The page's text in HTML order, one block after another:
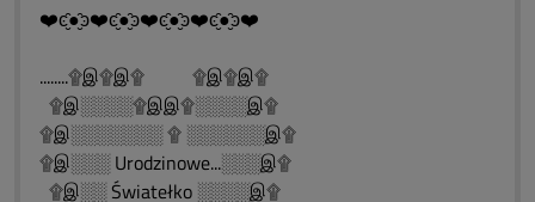
❤️ͼ̮̑●̮̑ͽ❤️ͼ̮̑●̮̑ͽ❤️ͼ̮̑●̮̑ͽ❤️ͼ̮̑●̮̑ͽ❤️
........۩இ۩இ۩ ۩இ۩இ۩
۩இ░░░░۩இஇ۩░░░░இ۩
۩இ░░░░░░░ ۩ ░░░░░░இ۩
۩இ░░░ Urodzinowe...░░░இ۩
۩இ░░ Światełko ░░░░இ۩